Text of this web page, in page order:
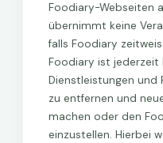
Foodiary-Webseiten
übernimmt keine
falls Foodiary
Foodiary ist jederzeit
Dienstleistungen und
zu entfernen und
machen oder den
einzustellen. Hierbei